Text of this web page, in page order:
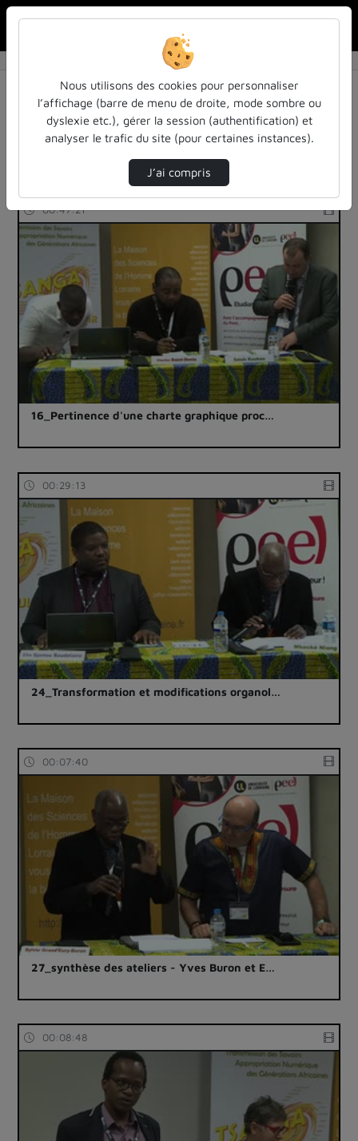
Résultats de la recherche
Filtres actifs (cliquer pour en retirer) :
colloques-et-conferences
arts
00:47:21
16_Pertinence d'une charte graphique proc…
00:29:13
24_Transformation et modifications organol…
00:07:40
27_synthèse des ateliers - Yves Buron et E…
00:08:48
Nous utilisons des cookies pour personnaliser
l’affichage (barre de menu de droite, mode sombre ou
dyslexie etc.), gérer la session (authentification) et
analyser le trafic du site (pour certaines instances).
J’ai compris